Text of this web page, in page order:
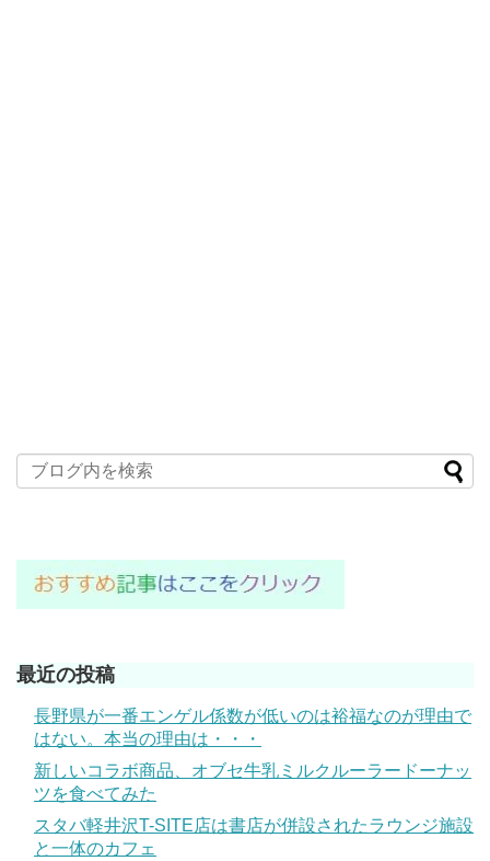
最近の投稿
長野県が一番エンゲル係数が低いのは裕福なのが理由で
はない。本当の理由は・・・
新しいコラボ商品、オブセ牛乳ミルクルーラードーナッ
ツを食べてみた
スタバ軽井沢T-SITE店は書店が併設されたラウンジ施設
と一体のカフェ